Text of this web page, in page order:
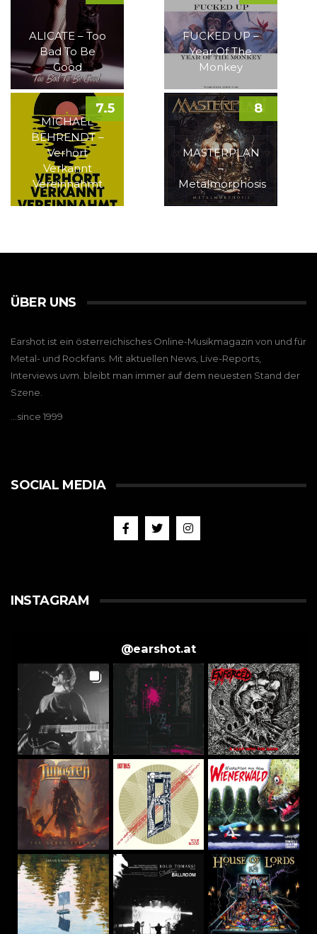
ALICATE – Too
Bad To Be
Good
FUCKED UP –
Year Of The
Monkey
MICHAEL
BEHRENDT –
Verhört
Verkannt
Vereinnahmt
7.5
MASTERPLAN
–
Metalmorphosis
8
ÜBER UNS
Earshot ist ein österreichisches Online-Musikmagazin von und für
Metal- und Rockfans. Mit aktuellen News, Live-Reports,
Interviews uvm. bleibt man immer auf dem neuesten Stand der
Szene.
…since 1999
SOCIAL MEDIA
INSTAGRAM
@earshot.at